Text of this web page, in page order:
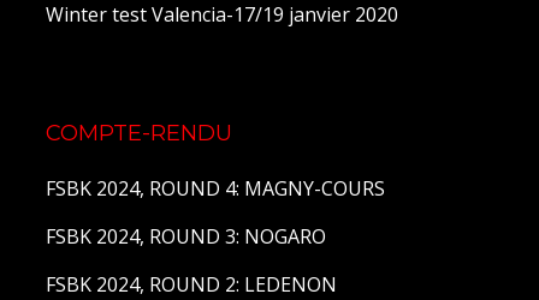
Winter test Valencia-17/19 janvier 2020
COMPTE-RENDU
FSBK 2024, ROUND 4: MAGNY-COURS
FSBK 2024, ROUND 3: NOGARO
FSBK 2024, ROUND 2: LEDENON